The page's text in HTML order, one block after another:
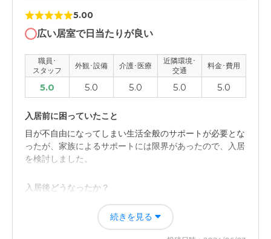
5.00
広い居室で日当たりが良い
職員･
スタッフ
外観･設備 介護･医療
近隣環境･
交通
料金･費用
5.0 5.0 5.0 5.0 5.0
入居前に困っていたこと
目が不自由になってしまい生活全般のサポートが必要とな
ったが、家族によるサポートには限界があったので、入居
を検討しました。
入居後どうなったか？
多くのスタッフの方が手厚くサポートしてくださり、おか
げさまで外出や食事など困ることがほぼなくなりました。
本当に感謝しています。
続きを見る